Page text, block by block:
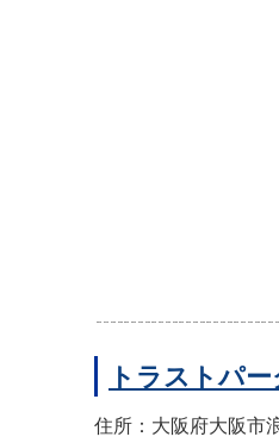
トラストパ
住所：大阪府大阪市